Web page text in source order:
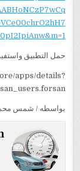
حمل التطبيق
apps/details?
بواسطه / شمس